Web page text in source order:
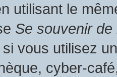
utilisant le
Se souvenir de
vous utilisez
cyber-